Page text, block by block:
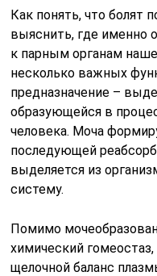
Как понять, что болят
выяснить, где именно
к парным органам
несколько важных
предназначение –
образующейся в
человека. Моча
последующей
выделяется из
систему.
Помимо
химический
щелочной баланс